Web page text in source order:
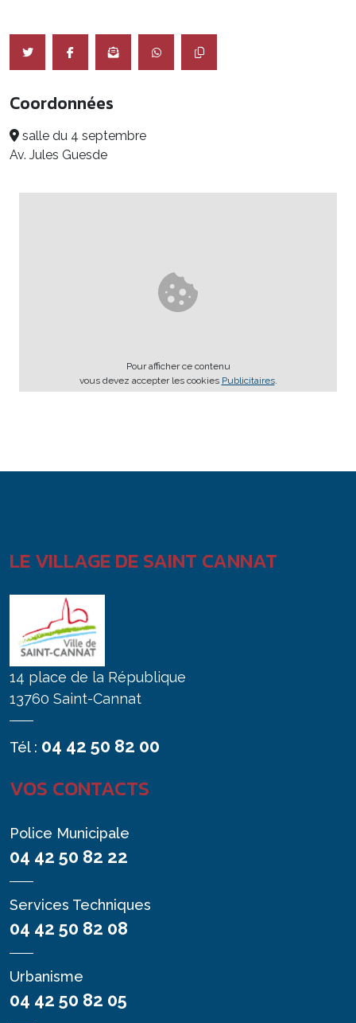
Coordonnées
salle du 4 septembre
Av. Jules Guesde
Pour afficher ce contenu
vous devez accepter les cookies Publicitaires.
LE VILLAGE DE SAINT CANNAT
14 place de la République
13760 Saint-Cannat
Tél : 04 42 50 82 00
VOS CONTACTS
Police Municipale
04 42 50 82 22
Services Techniques
04 42 50 82 08
Urbanisme
04 42 50 82 05